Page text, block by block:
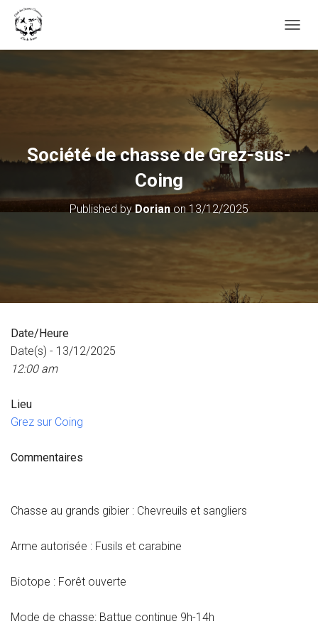
Société de chasse de Grez-sus-
Coing
Published byDorianon13/12/2025
Date/Heure
Date(s) - 13/12/2025
12:00 am
Lieu
Grez sur Coing
Commentaires
Chasse au grands gibier : Chevreuils et sangliers
Arme autorisée : Fusils et carabine
Biotope : Forêt ouverte
Mode de chasse: Battue continue 9h-14h